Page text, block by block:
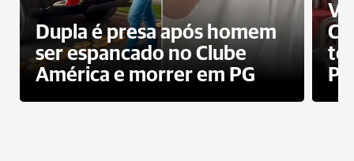
Dupla é presa após homem
ser espancado no Clube
América e morrer em PG
PG